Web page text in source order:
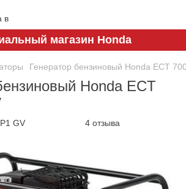
магазин Honda
Генератор бензиновый Honda ECT
Honda ECT
GV 4 отзыва